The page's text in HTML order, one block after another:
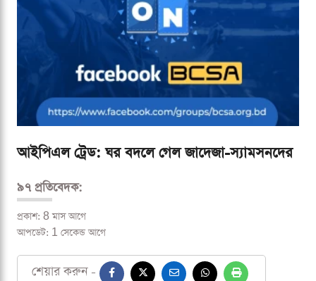
আইপিএল ট্রেড: ঘর বদলে গেল জাদেজা-স্যামসনদের
৯৭ প্রতিবেদক:
প্রকাশ: 8 মাস আগে
আপডেট: 1 সেকেন্ড আগে
শেয়ার করুন -